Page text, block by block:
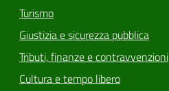
Turismo
Giustizia e sicurezza pubblica
Tributi, finanze e contravvenzioni
Cultura e tempo libero